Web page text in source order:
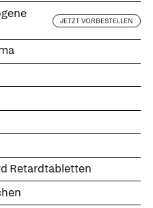
JETZT VORBESTELLEN
Retardtabletten